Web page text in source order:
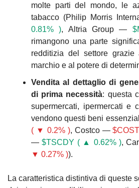
molte parti del mondo, le
tabacco (Philip Morris
0.81% ), Altria Group —
rimangono una parte
redditizia del settore grazie
marchio e al potere di
Vendita al dettaglio di
di prima necessità: questa
supermercati, ipermercati e
vendono questi beni
( ▼ 0.2% ), Costco —
— $TSCDY ( ▲ 0.62% ),
▼ 0.27% )).
La caratteristica distintiva di queste